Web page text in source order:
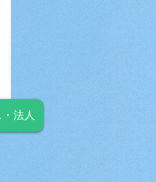
法人